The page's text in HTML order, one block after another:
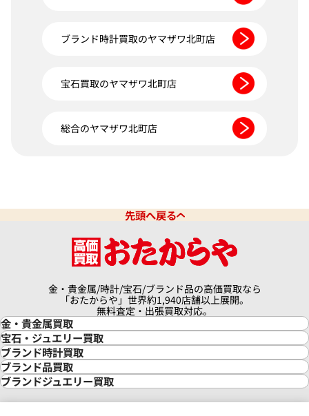
ブランド時計買取のヤマザワ北町店
宝石買取のヤマザワ北町店
総合のヤマザワ北町店
先頭へ戻る
金・貴金属/時計/宝石/ブランド品の高価買取なら
「おたからや」世界約1,940店舗以上展開。
無料査定・出張買取対応。
金・貴金属買取
金買取
金の相場価格情報
金の参考買取価格一覧
インゴット買取
インゴットの相場価格情報
24金買取
宝石・ジュエリー買取
宝石・ジュエリー買取
ダイヤモンド買取
ダイヤモンド・宝石の参考価格一覧
リング・結婚指輪買取
エメラルド買取
ブランド時計買取
時計買取
ロレックス買取
ロレックス デイトナ買取
ロレックス サブマリーナー買取
ブランド品買取
ブランド買取
ブランドジュエリー買取